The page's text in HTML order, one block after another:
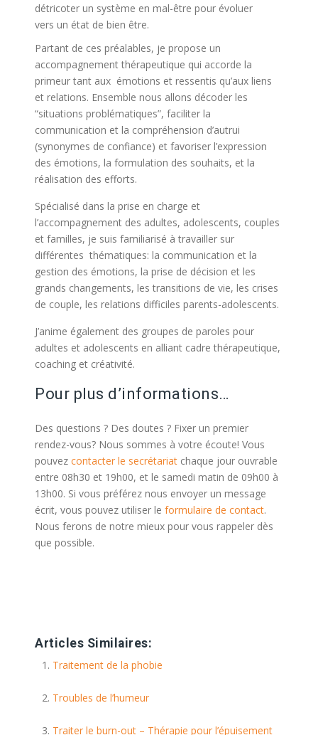
détricoter un système en mal-être pour évoluer
vers un état de bien être.
Partant de ces préalables, je propose un
accompagnement thérapeutique qui accorde la
primeur tant aux émotions et ressentis qu’aux liens
et relations. Ensemble nous allons décoder les
“situations problématiques”, faciliter la
communication et la compréhension d’autrui
(synonymes de confiance) et favoriser l’expression
des émotions, la formulation des souhaits, et la
réalisation des efforts.
Spécialisé dans la prise en charge et
l’accompagnement des adultes, adolescents, couples
et familles, je suis familiarisé à travailler sur
différentes thématiques: la communication et la
gestion des émotions, la prise de décision et les
grands changements, les transitions de vie, les crises
de couple, les relations difficiles parents-adolescents.
J’anime également des groupes de paroles pour
adultes et adolescents en alliant cadre thérapeutique,
coaching et créativité.
Pour plus d’informations…
Des questions ? Des doutes ? Fixer un premier
rendez-vous? Nous sommes à votre écoute! Vous
pouvez contacter le secrétariat chaque jour ouvrable
entre 08h30 et 19h00, et le samedi matin de 09h00 à
13h00. Si vous préférez nous envoyer un message
écrit, vous pouvez utiliser le formulaire de contact.
Nous ferons de notre mieux pour vous rappeler dès
que possible.
Articles Similaires:
Traitement de la phobie
Troubles de l’humeur
Traiter le burn-out – Thérapie pour l’épuisement